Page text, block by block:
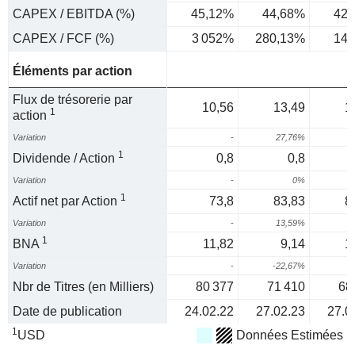
CAPEX / EBITDA (%)
45,12% 44,68%
CAPEX / FCF (%)
3 052% 280,13%
Éléments par action
Flux de trésorerie par
action 1 10,56 13,49
Variation - 27,76%
Dividende / Action 1 0,8 0,8
Variation - 0%
Actif net par Action 1 73,8 83,83
Variation - 13,59%
BNA 1 11,82 9,14
Variation - -22,67%
Nbr de Titres (en Milliers) 80 377 71 410
68
Date de publication
24.02.22 27.02.23
1USD Données Estimées